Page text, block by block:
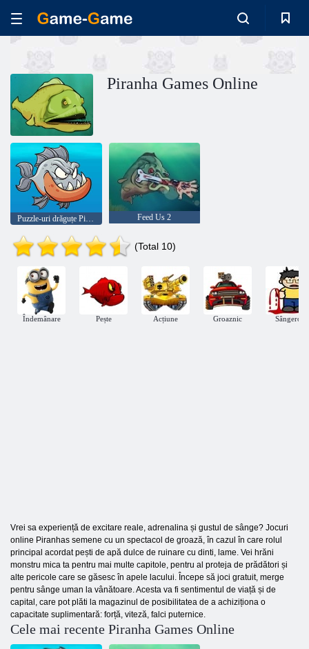
Piranha Games Online
Puzzle-uri drăguțe Piranha Feed Us 2
(Total 10)
Îndemânare Pește Acțiune Groaznic Sângeros
Vrei sa experiență de excitare reale, adrenalina și gustul de sânge? Jocuri
online Piranhas semene cu un spectacol de groază, în cazul în care rolul
principal acordat pești de apă dulce de ruinare cu dinti, lame. Vei hrăni
monstru mica ta pentru mai multe capitole, pentru al proteja de prădători și
alte pericole care se găsesc în apele lacului. Începe să joci gratuit, merge
pentru sânge uman la vânătoare. Acesta va fi sentimentul de viață și de
capital, care pot plăti la magazinul de posibilitatea de a achiziționa o
capacitate suplimentară: forță, viteză, falci puternice.
Cele mai recente Piranha Games Online